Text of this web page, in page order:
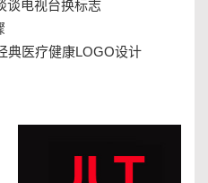
谈电视台换标志
典医疗健康LOGO设计